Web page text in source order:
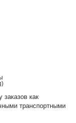
заказов как
транспортными